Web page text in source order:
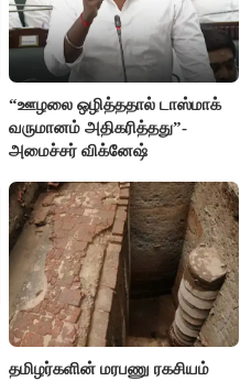
“ஊழலை ஒழித்ததால் டாஸ்மாக்
வருமானம் அதிகரித்தது”-
அமைச்சர் விக்னேஷ்
தமிழர்களின் மரபணு ரகசியம்